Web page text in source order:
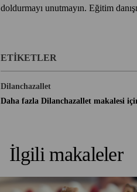
doldurmayı unutmayın. Eğitim
ETIKETLER
Dilanchazallet
Daha fazla Dilanchazallet makalesi
İlgili makaleler